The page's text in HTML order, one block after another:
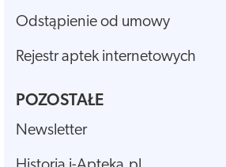
Odstąpienie od umowy
Rejestr aptek internetowych
POZOSTAŁE
Newsletter